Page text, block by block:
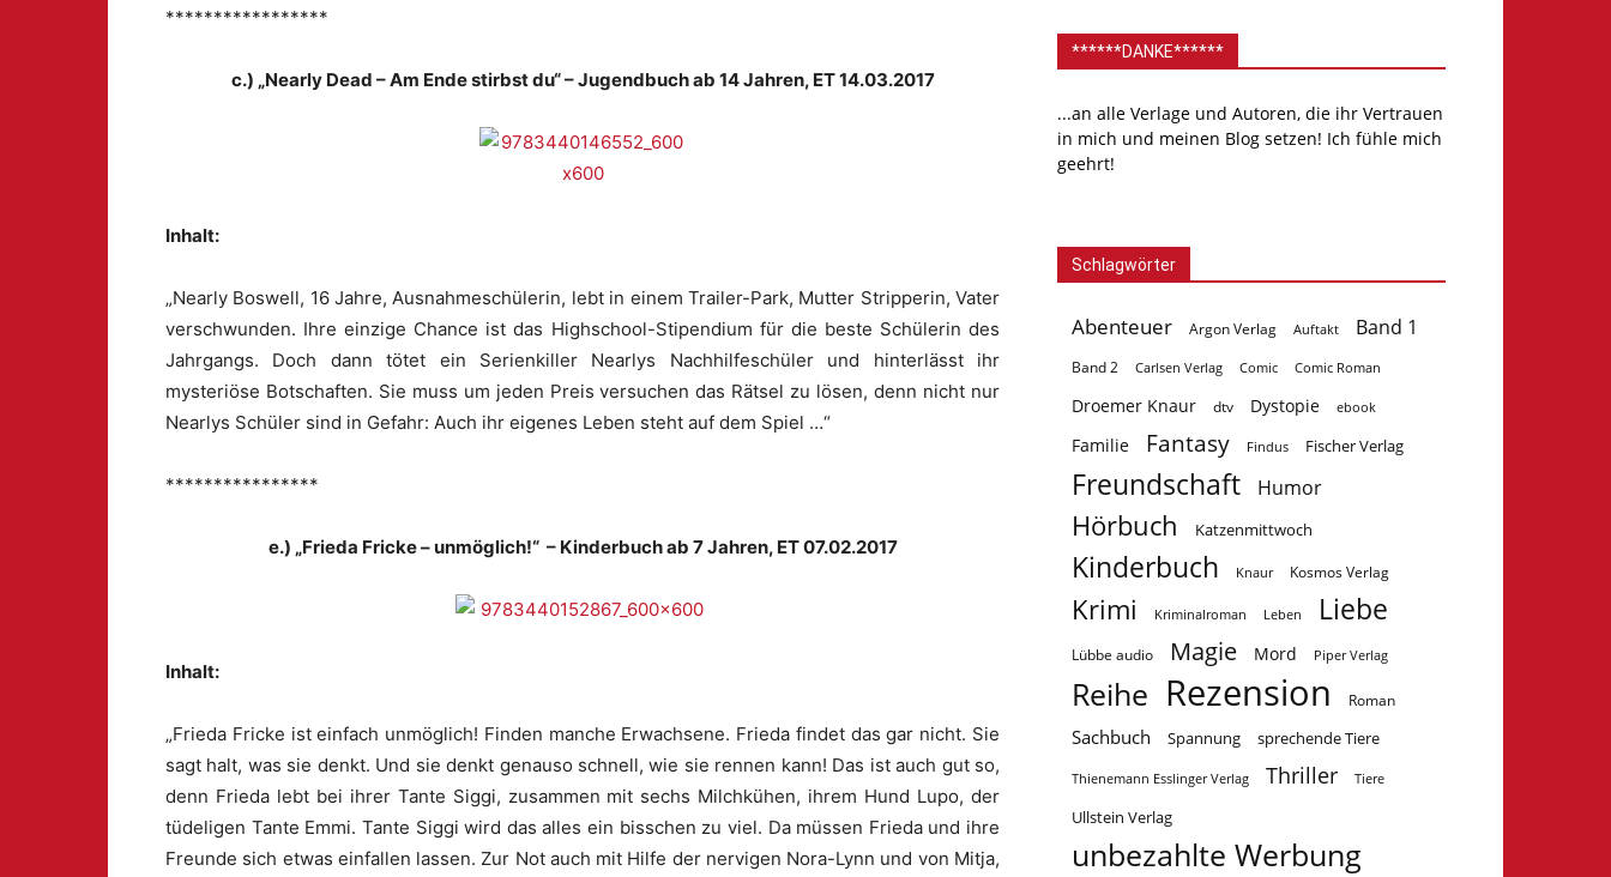
*****************
c.) „Nearly Dead – Am Ende stirbst du“ – Jugendbuch ab 14 Jahren, ET 14.03.2017
Inhalt:
„Nearly Boswell, 16 Jahre, Ausnahmeschülerin, lebt in einem Trailer-Park, Mutter Stripperin, Vater
verschwunden. Ihre einzige Chance ist das Highschool-Stipendium für die beste Schülerin des
Jahrgangs. Doch dann tötet ein Serienkiller Nearlys Nachhilfeschüler und hinterlässt ihr
mysteriöse Botschaften. Sie muss um jeden Preis versuchen das Rätsel zu lösen, denn nicht nur
Nearlys Schüler sind in Gefahr: Auch ihr eigenes Leben steht auf dem Spiel …“
****************
e.) „Frieda Fricke – unmöglich!“ – Kinderbuch ab 7 Jahren, ET 07.02.2017
Inhalt:
„Frieda Fricke ist einfach unmöglich! Finden manche Erwachsene. Frieda findet das gar nicht. Sie
sagt halt, was sie denkt. Und sie denkt genauso schnell, wie sie rennen kann! Das ist auch gut so,
denn Frieda lebt bei ihrer Tante Siggi, zusammen mit sechs Milchkühen, ihrem Hund Lupo, der
tüdeligen Tante Emmi. Tante Siggi wird das alles ein bisschen zu viel. Da müssen Frieda und ihre
Freunde sich etwas einfallen lassen. Zur Not auch mit Hilfe der nervigen Nora-Lynn und von Mitja,
******DANKE******
...an alle Verlage und Autoren, die ihr Vertrauen
in mich und meinen Blog setzen! Ich fühle mich
geehrt!
Schlagwörter
Abenteuer Argon Verlag Auftakt Band 1
Band 2 Carlsen Verlag Comic Comic Roman
Droemer Knaur dtv Dystopie ebook
Familie Fantasy Findus Fischer Verlag
Freundschaft Humor
Hörbuch Katzenmittwoch
Kinderbuch Knaur Kosmos Verlag
Krimi Kriminalroman Leben Liebe
Lübbe audio Magie Mord Piper Verlag
Reihe Rezension Roman
Sachbuch Spannung sprechende Tiere
Thienemann Esslinger Verlag Thriller Tiere
Ullstein Verlag
unbezahlte Werbung